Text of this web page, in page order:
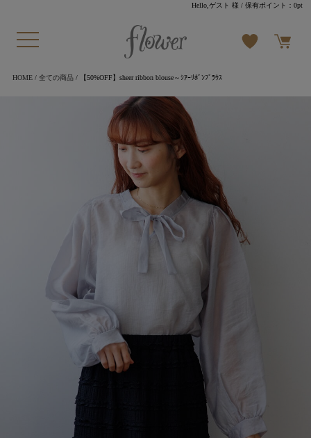
Hello,ゲスト 様 / 保有ポイント：0pt
HOME/ 全ての商品/ 【50%OFF】sheer ribbon blouse～ｼｱｰﾘﾎﾞﾝﾌﾞﾗｳｽ